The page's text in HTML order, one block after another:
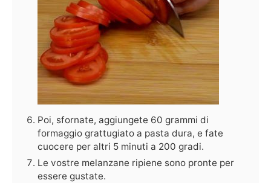
Poi, sfornate, aggiungete 60 grammi di
formaggio grattugiato a pasta dura, e fate
cuocere per altri 5 minuti a 200 gradi.
Le vostre melanzane ripiene sono pronte per
essere gustate.